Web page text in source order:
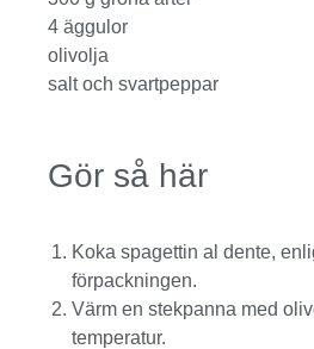
4 äggulor
olivolja
salt och svartpeppar
Gör så här
Koka spagettin al dente,
förpackningen.
Värm en stekpanna med
temperatur.